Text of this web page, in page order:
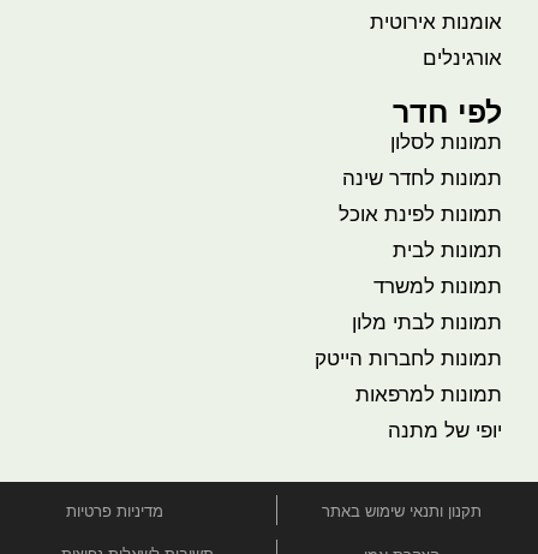
אומנות אירוטית
אורגינלים
לפי חדר
תמונות לסלון
תמונות לחדר שינה
תמונות לפינת אוכל
תמונות לבית
תמונות למשרד
תמונות לבתי מלון
תמונות לחברות הייטק
תמונות למרפאות
יופי של מתנה
תקנון ותנאי שימוש באתר מדיניות פרטיות